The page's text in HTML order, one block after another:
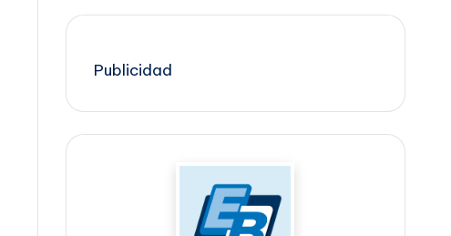
Publicidad